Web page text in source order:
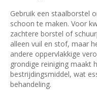
Gebruik een staalborstel
schoon te maken. Voor
zachtere borstel of
alleen vuil en stof, maar
andere oppervlakkige
grondige reiniging maakt
bestrijdingsmiddel, wat
behandeling.